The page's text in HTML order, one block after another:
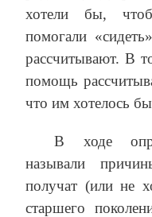
хотели бы,
помогали
рассчитывают. В
помощь
что им хотелось
В ходе
называли
получат (или не
старшего